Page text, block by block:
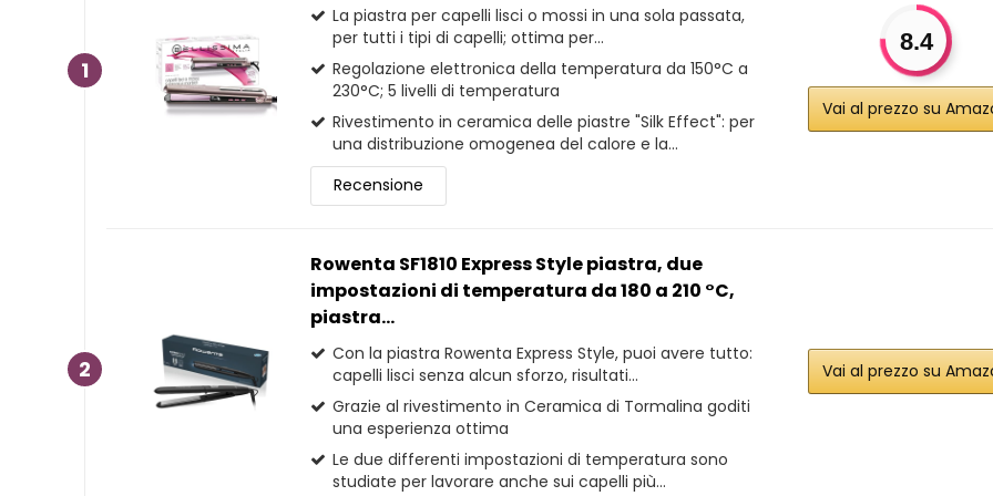
1
La piastra per capelli lisci o mossi in una sola passata,
per tutti i tipi di capelli; ottima per...
Regolazione elettronica della temperatura da 150°C a
230°C; 5 livelli di temperatura
Rivestimento in ceramica delle piastre "Silk Effect": per
una distribuzione omogenea del calore e la...
Recensione
8.4
Vai al prezzo su
2
Rowenta SF1810 Express Style piastra, due
impostazioni di temperatura da 180 a 210 °C,
piastra...
Con la piastra Rowenta Express Style, puoi avere tutto:
capelli lisci senza alcun sforzo, risultati...
Grazie al rivestimento in Ceramica di Tormalina goditi
una esperienza ottima
Le due differenti impostazioni di temperatura sono
studiate per lavorare anche sui capelli più...
Vai al prezzo su